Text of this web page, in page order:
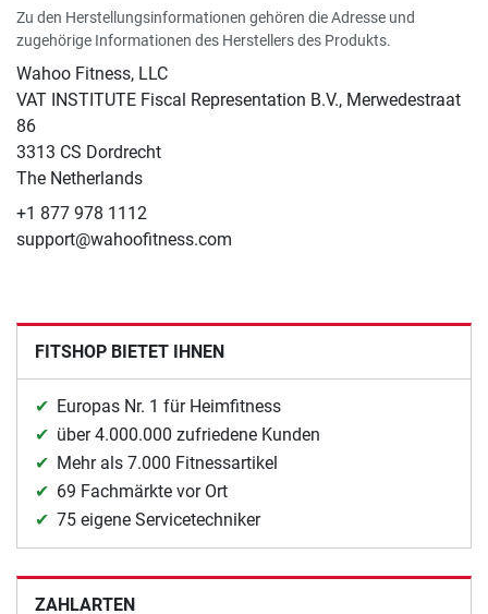
Zu den Herstellungsinformationen gehören die Adresse und
zugehörige Informationen des Herstellers des Produkts.
Wahoo Fitness, LLC
VAT INSTITUTE Fiscal Representation B.V., Merwedestraat
86
3313 CS Dordrecht
The Netherlands
+1 877 978 1112
support@wahoofitness.com
FITSHOP BIETET IHNEN
Europas Nr. 1 für Heimfitness
über 4.000.000 zufriedene Kunden
Mehr als 7.000 Fitnessartikel
69 Fachmärkte vor Ort
75 eigene Servicetechniker
ZAHLARTEN